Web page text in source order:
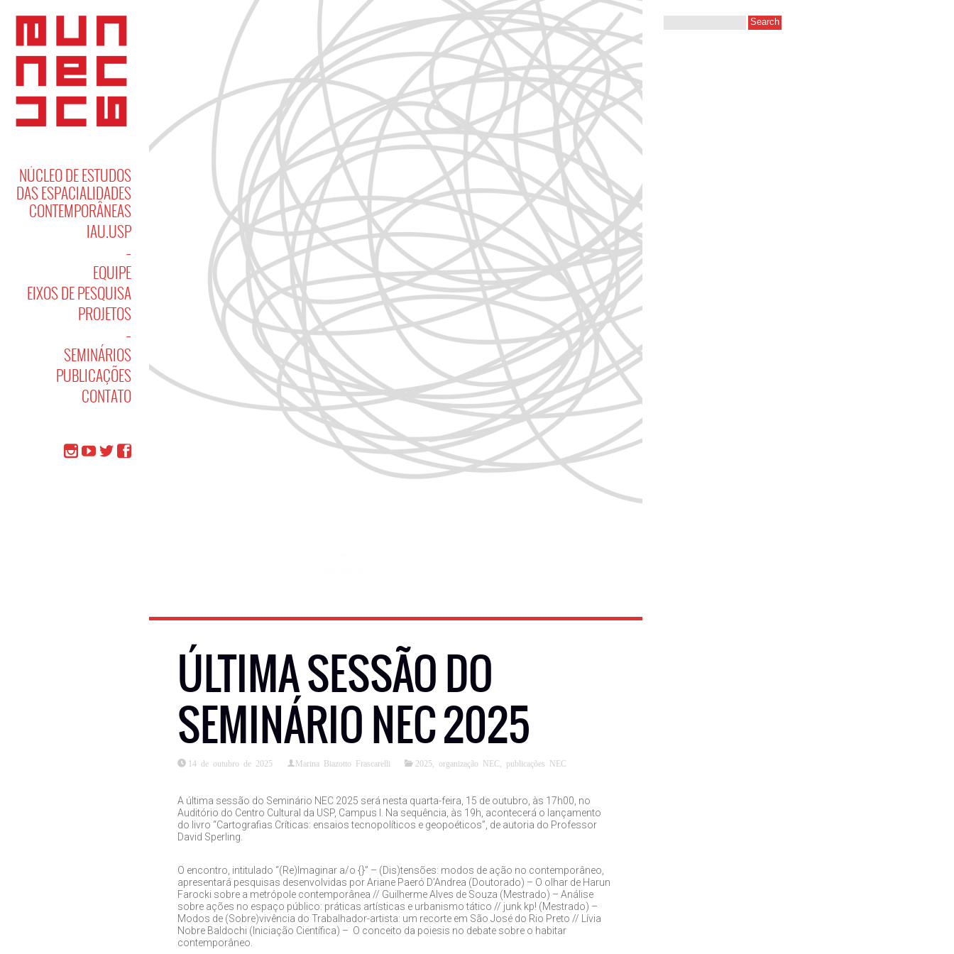
NÚCLEO DE ESTUDOS
DAS ESPACIALIDADES
CONTEMPORÂNEAS
IAU.USP
–
EQUIPE
EIXOS DE PESQUISA
PROJETOS
–
SEMINÁRIOS
PUBLICAÇÕES
CONTATO
ÚLTIMA SESSÃO DO
SEMINÁRIO NEC 2025
14 de outubro de 2025 Marina Biazotto Frascarelli 2025 organização NEC publicações NEC
A última sessão do Seminário NEC 2025 será nesta quarta-feira, 15 de outubro, às 17h00, no
Auditório do Centro Cultural da USP, Campus I. Na sequência, às 19h, acontecerá o lançamento
do livro “Cartografias Críticas: ensaios tecnopolíticos e geopoéticos”, de autoria do Professor
David Sperling.
O encontro, intitulado “(Re)Imaginar a/o {}” – (Dis)tensões: modos de ação no contemporâneo,
apresentará pesquisas desenvolvidas por Ariane Paeró D’Andrea (Doutorado) – O olhar de Harun
Farocki sobre a metrópole contemporânea // Guilherme Alves de Souza (Mestrado) – Análise
sobre ações no espaço público: práticas artísticas e urbanismo tático // junk kp! (Mestrado) –
Modos de (Sobre)vivência do Trabalhador-artista: um recorte em São José do Rio Preto // Lívia
Nobre Baldochi (Iniciação Científica) – O conceito da poiesis no debate sobre o habitar
contemporâneo.